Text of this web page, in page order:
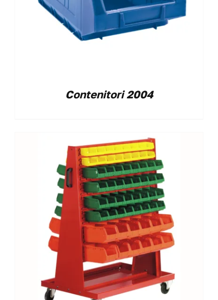
Contenitori 2004